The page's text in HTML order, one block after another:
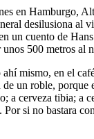
en Hamburgo,
desilusiona al
un cuento de
500 metros al
mismo, en el
un roble,
a cerveza tibia; a
si no bastara